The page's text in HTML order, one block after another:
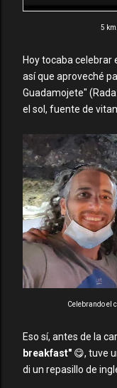
5
Hoy tocaba celebrar
así que aproveché
Guadamojete"
el sol, fuente de
Celebrando el
Eso sí, antes de la
breakfast" 😋, tuve
di un repasillo de